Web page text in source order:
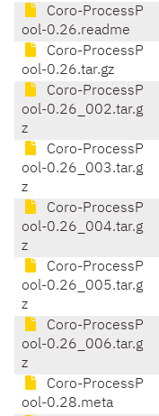
Coro-ProcessP
ool-0.26.readme
Coro-ProcessP
ool-0.26.tar.gz
Coro-ProcessP
ool-0.26_002.tar.g
z
Coro-ProcessP
ool-0.26_003.tar.g
z
Coro-ProcessP
ool-0.26_004.tar.g
z
Coro-ProcessP
ool-0.26_005.tar.g
z
Coro-ProcessP
ool-0.26_006.tar.g
z
Coro-ProcessP
ool-0.28.meta